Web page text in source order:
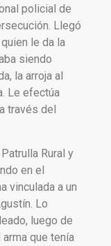
policial de
Llegó
le da la
siendo
la arroja al
Le efectúa
través del
Rural y
en el
vinculada a un
Lo
luego de
que tenía